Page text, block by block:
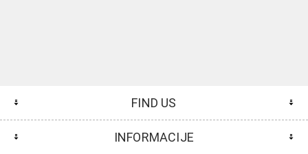
FIND US
INFORMACIJE